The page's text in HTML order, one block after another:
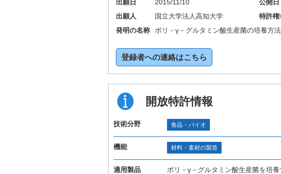
出願日
2015/11/10 公開日
出願人
国立大学法人高知大学 特許権
発明の名称
ポリ－γ－グルタミン酸生産菌の培養方
登録者への連絡はこちら
開放特許情報
技術分野 食品・バイオ
機能 材料・素材の製造
適用製品 ポリ－γ－グルタミン酸生産菌を培